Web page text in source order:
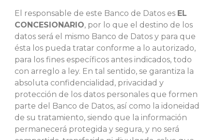
El responsable de este Banco de Datos es EL
CONCESIONARIO, por lo que el destino de los
datos será el mismo Banco de Datos y para que
ésta los pueda tratar conforme a lo autorizado,
para los fines específicos antes indicados, todo
con arreglo a ley. En tal sentido, se garantiza la
absoluta confidencialidad, privacidad y
protección de los datos personales que formen
parte del Banco de Datos, así como la idoneidad
de su tratamiento, siendo que la información
permanecerá protegida y segura, y no será